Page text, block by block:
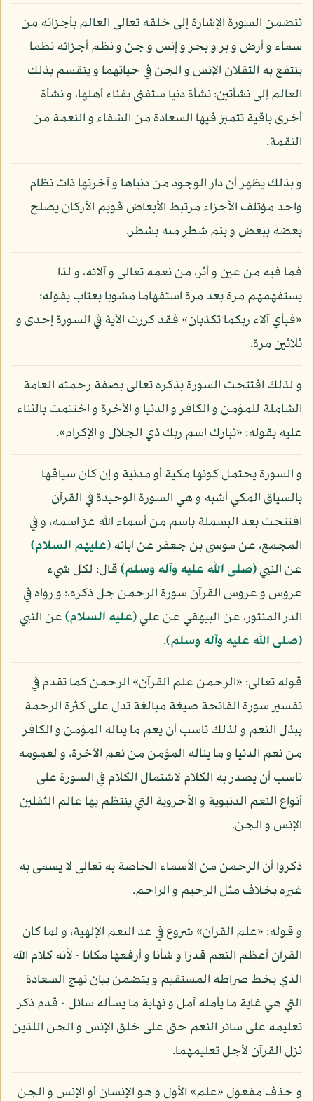
تتضمن السورة الإشارة إلى خلقه تعالى العالم بأجزائه من
سماء و أرض و بر و بحر و إنس و جن و نظم أجزائه نظما
ينتفع به الثقلان الإنس و الجن في حياتهما و ينقسم بذلك
العالم إلى نشأتين: نشأة دنيا ستفنى بفناء أهلها، و نشأة
أخرى باقية تتميز فيها السعادة من الشقاء و النعمة من
النقمة.
و بذلك يظهر أن دار الوجود من دنياها و آخرتها ذات نظام
واحد مؤتلف الأجزاء مرتبط الأبعاض قويم الأركان يصلح
بعضه ببعض و يتم شطر منه بشطر.
فما فيه من عين و أثر، من نعمه تعالى و آلائه، و لذا
يستفهمهم مرة بعد مرة استفهاما مشوبا بعتاب بقوله:
«فبأي آلاء ربكما تكذبان» فقد كررت الآية في السورة إحدى و
ثلاثين مرة.
و لذلك افتتحت السورة بذكره تعالى بصفة رحمته العامة
الشاملة للمؤمن و الكافر و الدنيا و الآخرة و اختتمت بالثناء
عليه بقوله: «تبارك اسم ربك ذي الجلال و الإكرام».
و السورة يحتمل كونها مكية أو مدنية و إن كان سياقها
بالسياق المكي أشبه و هي السورة الوحيدة في القرآن
افتتحت بعد البسملة باسم من أسماء الله عز اسمه، و في
المجمع، عن موسى بن جعفر عن آبائه(عليهم السلام)
عن النبي(صلى الله عليه وآله وسلم)قال: لكل شيء
عروس و عروس القرآن سورة الرحمن جل ذكره،: و رواه في
الدر المنثور، عن البيهقي عن علي(عليه السلام)عن النبي
(صلى الله عليه وآله وسلم).
قوله تعالى: «الرحمن علم القرآن» الرحمن كما تقدم في
تفسير سورة الفاتحة صيغة مبالغة تدل على كثرة الرحمة
ببذل النعم و لذلك ناسب أن يعم ما يناله المؤمن و الكافر
من نعم الدنيا و ما يناله المؤمن من نعم الآخرة، و لعمومه
ناسب أن يصدر به الكلام لاشتمال الكلام في السورة على
أنواع النعم الدنيوية و الأخروية التي ينتظم بها عالم الثقلين
الإنس و الجن.
ذكروا أن الرحمن من الأسماء الخاصة به تعالى لا يسمى به
غيره بخلاف مثل الرحيم و الراحم.
و قوله: «علم القرآن» شروع في عد النعم الإلهية، و لما كان
القرآن أعظم النعم قدرا و شأنا و أرفعها مكانا - لأنه كلام الله
الذي يخط صراطه المستقيم و يتضمن بيان نهج السعادة
التي هي غاية ما يأمله آمل و نهاية ما يسأله سائل - قدم ذكر
تعليمه على سائر النعم حتى على خلق الإنس و الجن اللذين
نزل القرآن لأجل تعليمهما.
و حذف مفعول «علم» الأول و هو الإنسان أو الإنس و الجن